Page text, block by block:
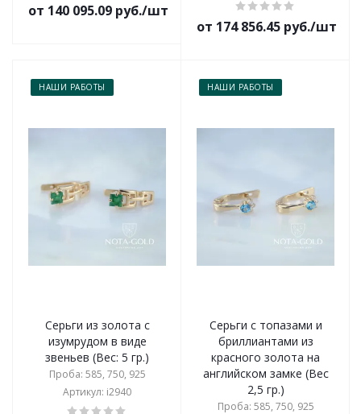
от 140 095.09 руб./шт
от 174 856.45 руб./шт
НАШИ РАБОТЫ
Серьги из золота с
изумрудом в виде
звеньев (Вес: 5 гр.)
Проба: 585, 750, 925
Артикул: i2940
НАШИ РАБОТЫ
Серьги с топазами и
бриллиантами из
красного золота на
английском замке (Вес
2,5 гр.)
Проба: 585, 750, 925